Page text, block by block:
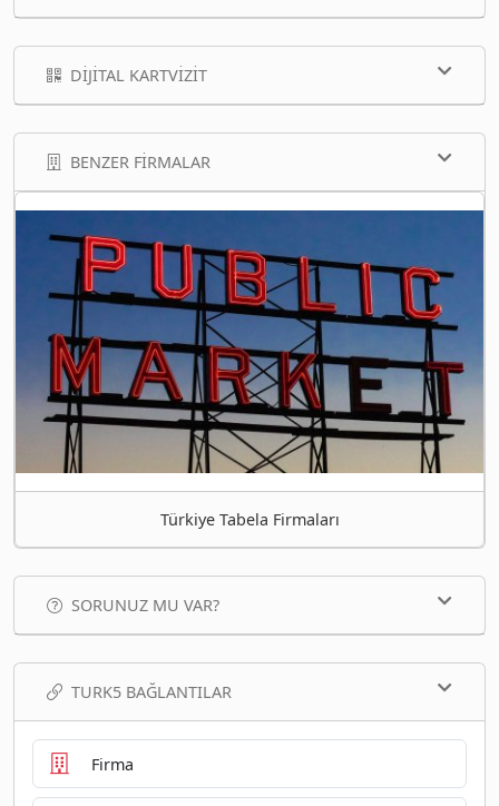
DIJITAL KARTVIZIT
BENZER FIRMALAR
Türkiye Tabela Firmaları
SORUNUZ MU VAR?
TURK5 BAĞLANTILAR
Firma